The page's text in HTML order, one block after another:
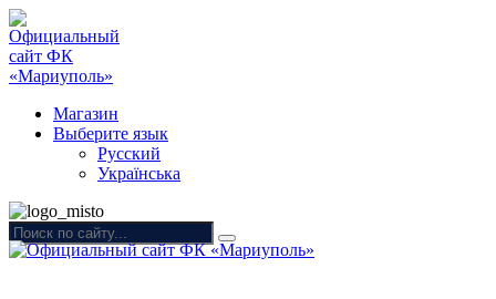
Магазин
Выберите язык
Русский
Українська